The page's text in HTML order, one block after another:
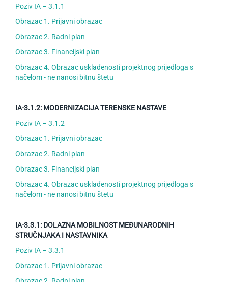
Poziv IA – 3.1.1
Obrazac 1. Prijavni obrazac
Obrazac 2. Radni plan
Obrazac 3. Financijski plan
Obrazac 4. Obrazac usklađenosti projektnog prijedloga s
načelom - ne nanosi bitnu štetu
IA-3.1.2: MODERNIZACIJA TERENSKE NASTAVE
Poziv IA – 3.1.2
Obrazac 1. Prijavni obrazac
Obrazac 2. Radni plan
Obrazac 3. Financijski plan
Obrazac 4. Obrazac usklađenosti projektnog prijedloga s
načelom - ne nanosi bitnu štetu
IA-3.3.1: DOLAZNA MOBILNOST MEĐUNARODNIH
STRUČNJAKA I NASTAVNIKA
Poziv IA – 3.3.1
Obrazac 1. Prijavni obrazac